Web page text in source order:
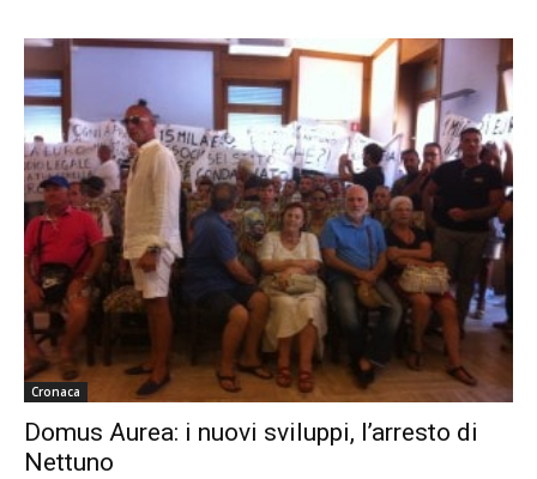
Cronaca
Domus Aurea: i nuovi sviluppi, l’arresto di
Nettuno